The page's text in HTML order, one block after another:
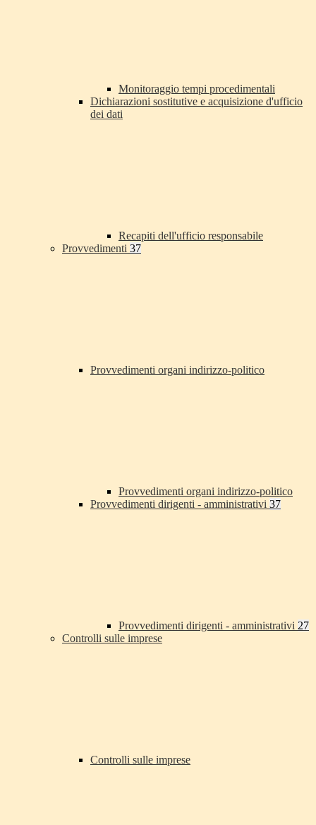
Monitoraggio tempi procedimentali
Dichiarazioni sostitutive e acquisizione d'ufficio
dei dati
Recapiti dell'ufficio responsabile
Provvedimenti 37
Provvedimenti organi indirizzo-politico
Provvedimenti organi indirizzo-politico
Provvedimenti dirigenti - amministrativi 37
Provvedimenti dirigenti - amministrativi 27
Controlli sulle imprese
Controlli sulle imprese